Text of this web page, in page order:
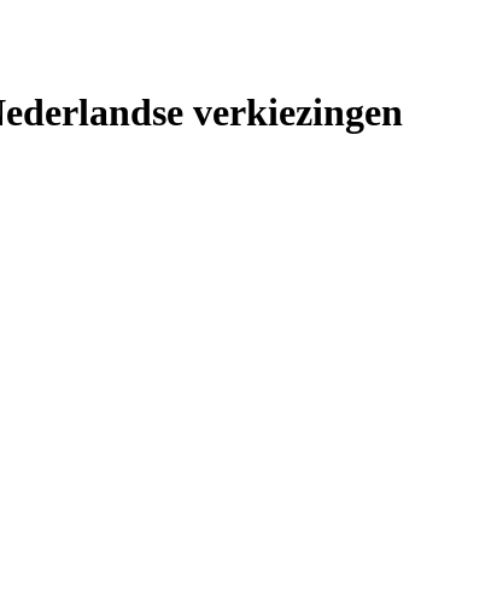
verkiezingen